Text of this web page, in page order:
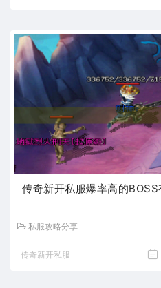
传奇新开私服爆率高的
私服攻略分享
传奇新开私服